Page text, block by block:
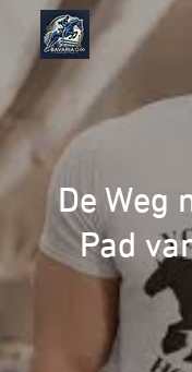
inhoud
gaan
De Weg
Pad